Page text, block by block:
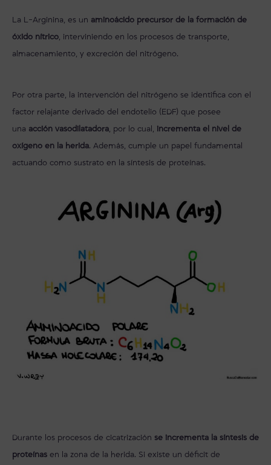
La L-Arginina, es un aminoácido precursor de la formación de
óxido nítrico, interviniendo en los procesos de transporte,
almacenamiento, y excreción del nitrógeno.
Por otra parte, la intervención del nitrógeno se identifica con el
factor relajante derivado del endotelio (EDF) que posee
una acción vasodilatadora, por lo cual, incrementa el nivel de
oxígeno en la herida. Además, cumple un papel fundamental
actuando como sustrato en la síntesis de proteínas.
Durante los procesos de cicatrización se incrementa la síntesis de
proteínas en la zona de la herida. Si existe un déficit de